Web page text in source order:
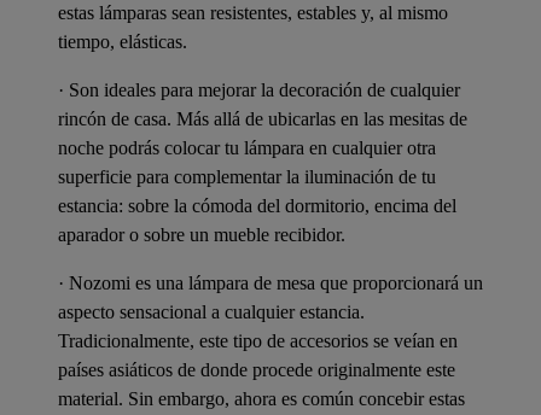
estas lámparas sean resistentes, estables y, al mismo
tiempo, elásticas.
· Son ideales para mejorar la decoración de cualquier
rincón de casa. Más allá de ubicarlas en las mesitas de
noche podrás colocar tu lámpara en cualquier otra
superficie para complementar la iluminación de tu
estancia: sobre la cómoda del dormitorio, encima del
aparador o sobre un mueble recibidor.
· Nozomi es una lámpara de mesa que proporcionará un
aspecto sensacional a cualquier estancia.
Tradicionalmente, este tipo de accesorios se veían en
países asiáticos de donde procede originalmente este
material. Sin embargo, ahora es común concebir estas